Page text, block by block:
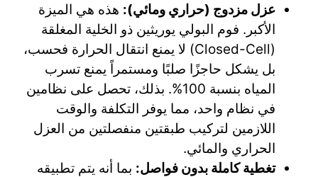
عزل مزدوج (حراري ومائي): هذه هي الميزة
الأكبر. فوم البولي يوريثين ذو الخلية المغلقة
(Closed-Cell) لا يمنع انتقال الحرارة فحسب،
بل يشكل حاجزًا صلبًا ومستمراً يمنع تسرب
المياه بنسبة 100%. بذلك، تحصل على نظامين
في نظام واحد، مما يوفر التكلفة والوقت
اللازمين لتركيب طبقتين منفصلتين من العزل
الحراري والمائي.
تغطية كاملة بدون فواصل: بما أنه يتم تطبيقه